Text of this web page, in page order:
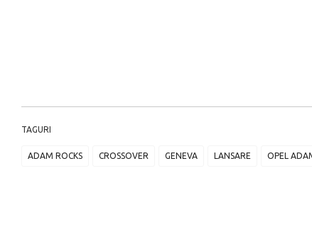
TAGURI
ADAM ROCKS CROSSOVER GENEVA LANSARE OPEL